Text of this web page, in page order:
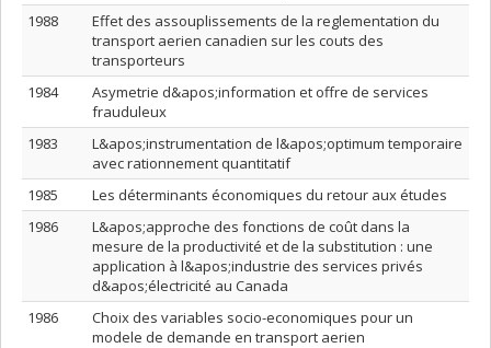
1988
Effet des assouplissements de la reglementation du
transport aerien canadien sur les couts des
transporteurs
1984
Asymetrie d&apos;information et offre de services
frauduleux
1983
L&apos;instrumentation de l&apos;optimum temporaire
avec rationnement quantitatif
1985
Les déterminants économiques du retour aux études
1986
L&apos;approche des fonctions de coût dans la
mesure de la productivité et de la substitution : une
application à l&apos;industrie des services privés
d&apos;électricité au Canada
1986
Choix des variables socio-economiques pour un
modele de demande en transport aerien